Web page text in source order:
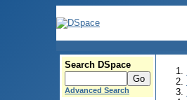
Search DSpace
Advanced Search